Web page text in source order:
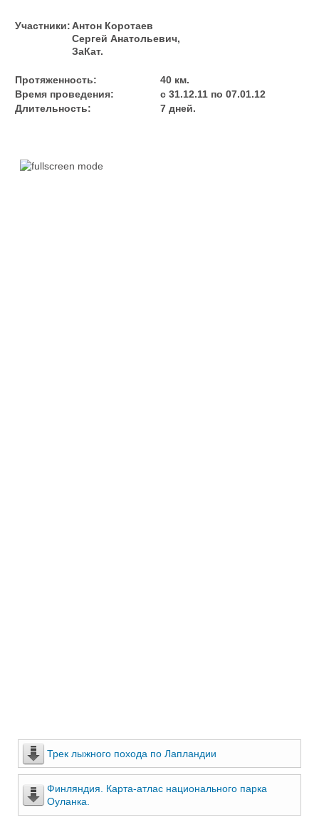
Участники:Антон Коротаев
Сергей Анатольевич,
ЗаКат.
Протяженность:
40 км.
Время проведения:
с 31.12.11 по 07.01.12
Длительность:
7 дней.
Трек лыжного похода по Лапландии
Финляндия. Карта-атлас национального парка
Оуланка.